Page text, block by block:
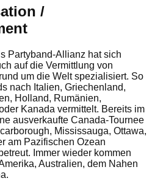
/
Partyband-Allianz hat sich
auf die Vermittlung von
um die Welt spezialisiert. So
nach Italien, Griechenland,
Holland, Rumänien,
Kanada vermittelt. Bereits im
ausverkaufte Canada-Tournee
Mississauga, Ottawa,
am Pazifischen Ozean
Immer wieder kommen
Australien, dem Nahen